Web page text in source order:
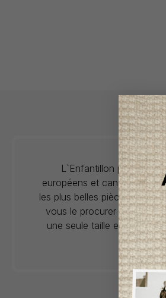
L`Enfantillon propose
européens et canadiens à
les plus belles pièces de
vous le procurer car la
une seule taille et en un